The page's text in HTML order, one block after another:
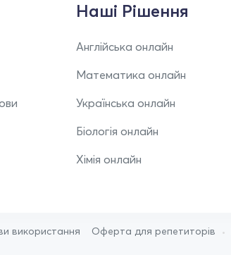
Наші Рішення
Англійська онлайн
Математика онлайн
Українська онлайн
Біологія онлайн
Хімія онлайн
використання Оферта для репетиторів •